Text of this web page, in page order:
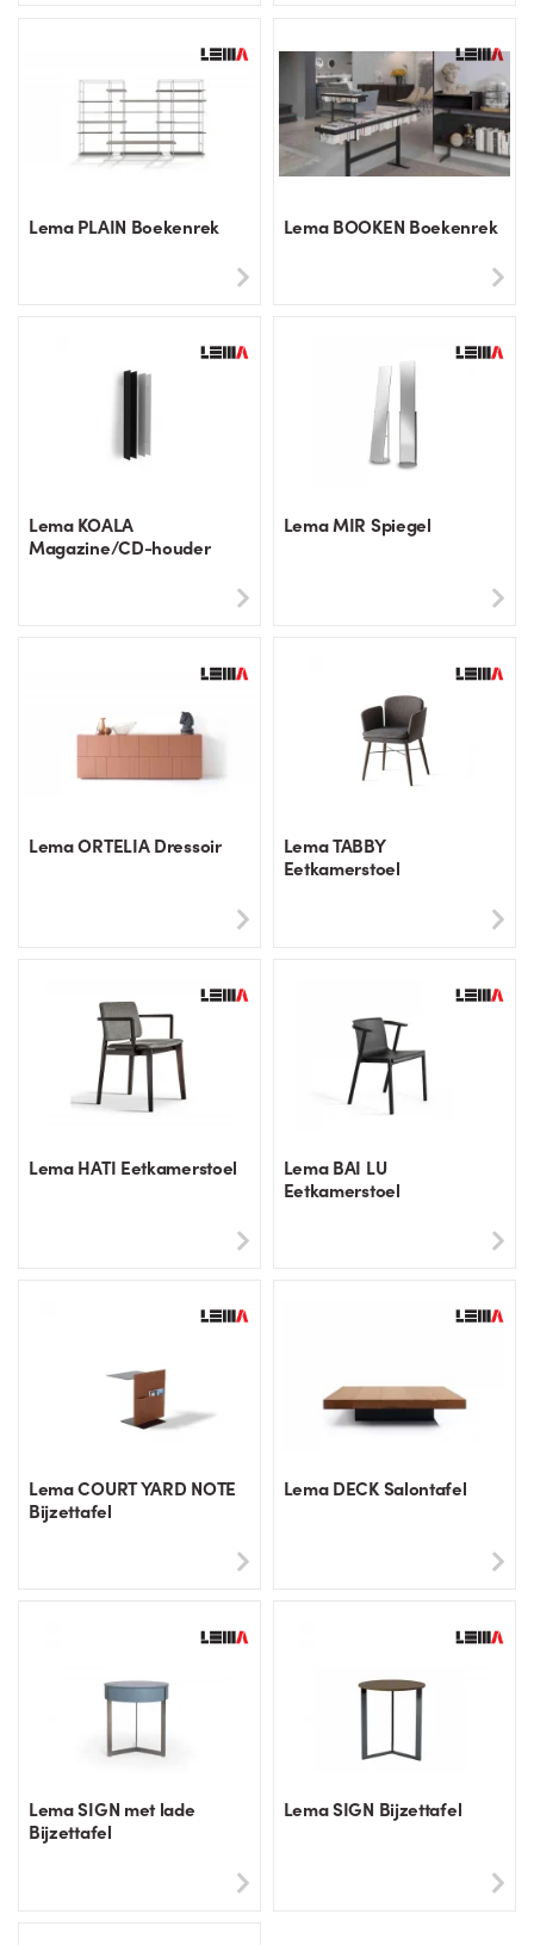
Lema PLAIN Boekenrek Lema BOOKEN Boekenrek
Lema KOALA
Magazine/CD-houder
Lema MIR Spiegel
Lema ORTELIA Dressoir
Lema TABBY
Eetkamerstoel
Lema HATI Eetkamerstoel
Lema BAI LU
Eetkamerstoel
Lema COURT YARD NOTE
Bijzettafel
Lema DECK Salontafel
Lema SIGN met lade
Bijzettafel
Lema SIGN Bijzettafel